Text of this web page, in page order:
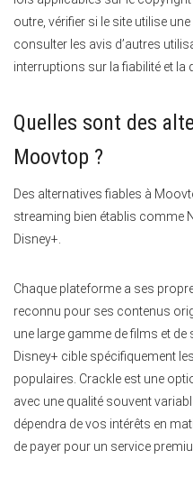
outre, vérifier si le site utilise
consulter les avis d’autres
interruptions sur la fiabilité et la
Quelles sont des
Moovtop ?
Des alternatives fiables à
streaming bien établis comme
Disney+.
Chaque plateforme a ses
reconnu pour ses contenus
une large gamme de films et
Disney+ cible spécifiquement
populaires. Crackle est une
avec une qualité souvent
dépendra de vos intérêts en
de payer pour un service